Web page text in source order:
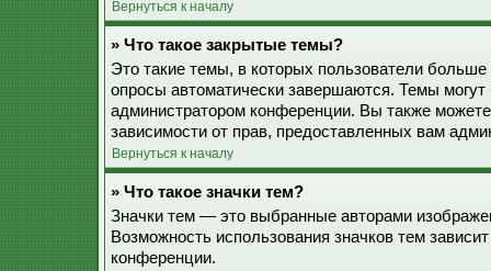
Вернуться к началу
» Что такое закрытые темы?
Это такие темы, в которых пользователи
опросы автоматически завершаются. Темы
администратором конференции. Вы также
зависимости от прав, предоставленных вам
Вернуться к началу
» Что такое значки тем?
Значки тем — это выбранные авторами
Возможность использования значков тем
конференции.